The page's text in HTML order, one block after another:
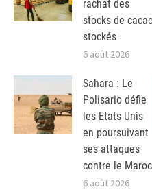
rachat des
stocks de
stockés
6 août 2026
Sahara : Le
Polisario défie
les Etats Unis
en poursuivant
ses attaques
contre le Maroc
6 août 2026